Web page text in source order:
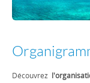
Découvrez